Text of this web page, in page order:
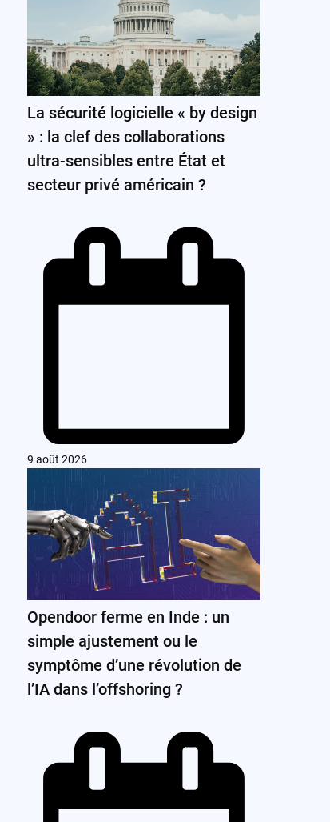
La sécurité logicielle « by design
» : la clef des collaborations
ultra-sensibles entre État et
secteur privé américain ?
9 août 2026
Opendoor ferme en Inde : un
simple ajustement ou le
symptôme d’une révolution de
l’IA dans l’offshoring ?